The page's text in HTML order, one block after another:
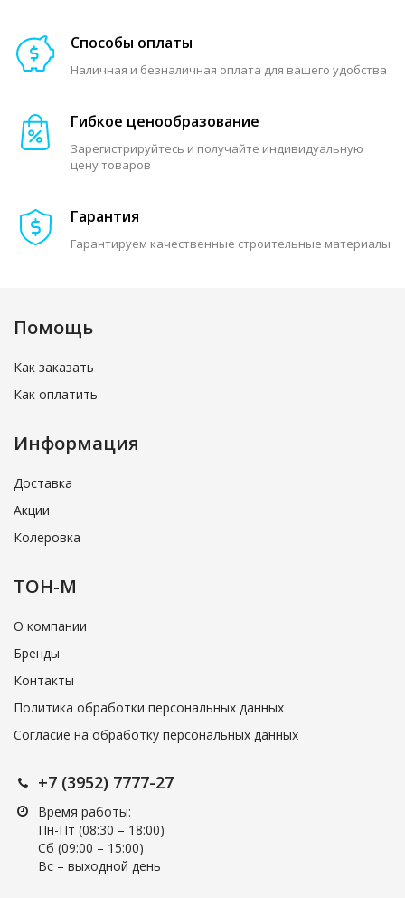
Способы оплаты
Наличная и безналичная оплата для вашего удобства
Гибкое ценообразование
Зарегистрируйтесь и получайте индивидуальную
цену товаров
Гарантия
Гарантируем качественные строительные материалы
Помощь
Как заказать
Как оплатить
Информация
Доставка
Акции
Колеровка
ТОН-М
О компании
Бренды
Контакты
Политика обработки персональных данных
Согласие на обработку персональных данных
+7 (3952) 7777-27
Время работы:
Пн-Пт (08:30 – 18:00)
Cб (09:00 – 15:00)
Вс – выходной день